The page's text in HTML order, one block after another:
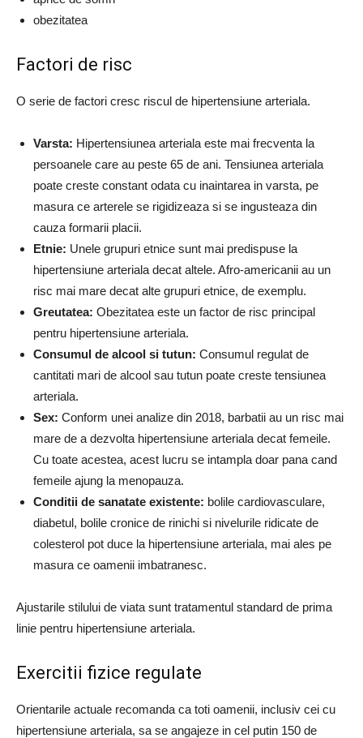
obezitatea
Factori de risc
O serie de factori cresc riscul de hipertensiune arteriala.
Varsta: Hipertensiunea arteriala este mai frecventa la
persoanele care au peste 65 de ani. Tensiunea arteriala
poate creste constant odata cu inaintarea in varsta, pe
masura ce arterele se rigidizeaza si se ingusteaza din
cauza formarii placii.
Etnie: Unele grupuri etnice sunt mai predispuse la
hipertensiune arteriala decat altele. Afro-americanii au un
risc mai mare decat alte grupuri etnice, de exemplu.
Greutatea: Obezitatea este un factor de risc principal
pentru hipertensiune arteriala.
Consumul de alcool si tutun: Consumul regulat de
cantitati mari de alcool sau tutun poate creste tensiunea
arteriala.
Sex: Conform unei analize din 2018, barbatii au un risc mai
mare de a dezvolta hipertensiune arteriala decat femeile.
Cu toate acestea, acest lucru se intampla doar pana cand
femeile ajung la menopauza.
Conditii de sanatate existente: bolile cardiovasculare,
diabetul, bolile cronice de rinichi si nivelurile ridicate de
colesterol pot duce la hipertensiune arteriala, mai ales pe
masura ce oamenii imbatranesc.
Ajustarile stilului de viata sunt tratamentul standard de prima
linie pentru hipertensiune arteriala.
Exercitii fizice regulate
Orientarile actuale recomanda ca toti oamenii, inclusiv cei cu
hipertensiune arteriala, sa se angajeze in cel putin 150 de